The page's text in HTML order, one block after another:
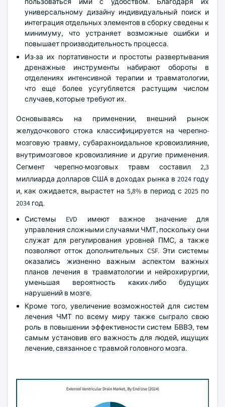
универсальному дизайну индивидуальный поиск и
интеграция отдельных элементов в сборку сведены к
минимуму, что устраняет возможные ошибки и
повышает производительность процесса.
Из-за их портативности и простоты развертывания
дренажные инструменты набирают обороты в
отделениях интенсивной терапии и травматологии,
что еще более усугубляется растущим числом
случаев, которые требуют их.
Основываясь на применении, внешний рынок
желудочкового стока классифицируется на черепно-
мозговую травму, субарахноидальное кровоизлияние,
внутримозговое кровоизлияние и другие применения.
Сегмент черепно-мозговых травм составил 2,3
миллиарда долларов США в доходах рынка в 2024 году
и, как ожидается, вырастет на 5,8% в период с 2025 по
2034 год.
Системы EVD имеют важное значение для
управления сложными случаями ЧМТ, поскольку они
служат для регулирования уровней ПМС, а также
позволяют отток дополнительных CSF. Эти системы
оказались жизненно важным аспектом важных
планов лечения в травматологии и нейрохирургии,
уменьшая вероятность каких-либо будущих
нарушений в мозге.
Кроме того, увеличение возможностей для систем
лечения ЧМТ по всему миру также сыграло свою
роль в повышении эффективности систем БВВЭ, тем
самым установив его важность для людей, ищущих
лечение, связанное с травмой головного мозга.